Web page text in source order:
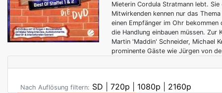
Mieterin Cordula Stratmann lebt.
Mitwirkenden kennen nur das
einen Empfänger im Ohr
die Handlung einbauen müssen. Zur
Martin 'Maddin' Schneider, Michael
prominente Gäste wie Jürgen von
Nach Auflösung filtern: SD 720p 1080p 2160p